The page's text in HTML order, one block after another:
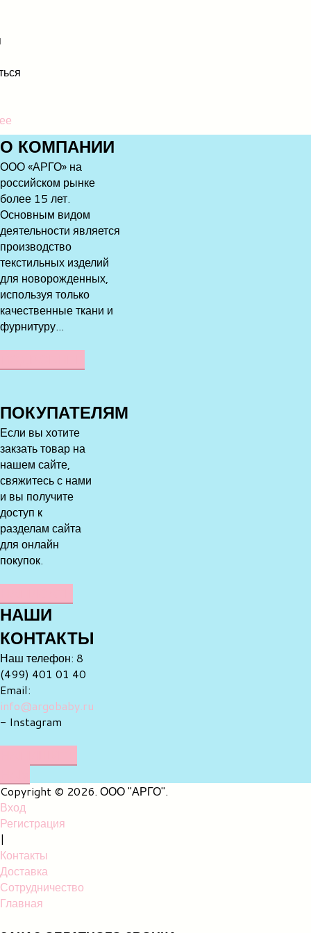
О КОМПАНИИ
ООО «АРГО» на
российском рынке
более 15 лет.
Основным видом
деятельности является
производство
текстильных изделий
для новорожденных,
используя только
качественные ткани и
фурнитуру...
ПОКУПАТЕЛЯМ
Если вы хотите
закзать товар на
нашем сайте,
свяжитесь с нами
и вы получите
доступ к
разделам сайта
для онлайн
покупок.
НАШИ
КОНТАКТЫ
Наш телефон: 8
(499) 401 01 40
Email:
info@argobaby.ru
- Instagram
Copyright © 2026. ООО "АРГО".
Вход
Регистрация
|
Контакты
Доставка
Сотрудничество
Главная